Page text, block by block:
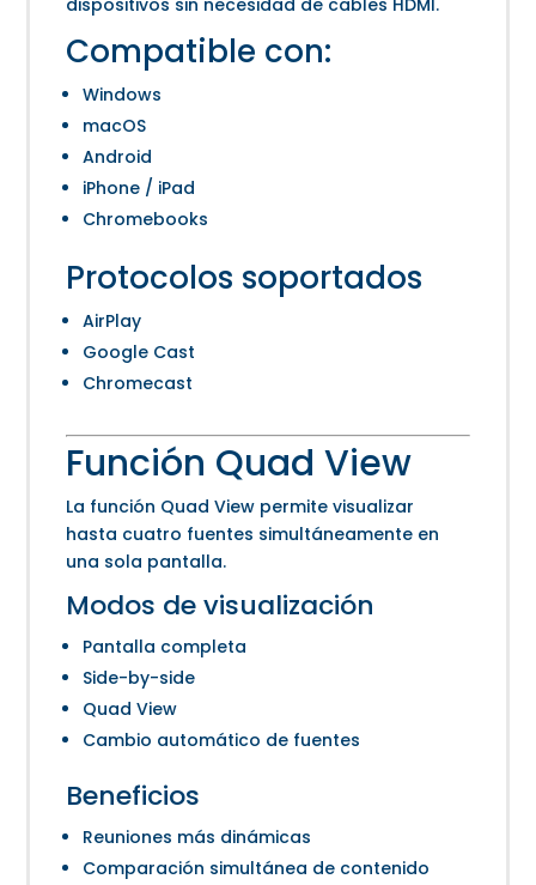
Compatible con:
Windows
macOS
Android
iPhone / iPad
Chromebooks
Protocolos soportados
AirPlay
Google Cast
Chromecast
Función Quad View
La función Quad View permite visualizar
hasta cuatro fuentes simultáneamente en
una sola pantalla.
Modos de visualización
Pantalla completa
Side-by-side
Quad View
Cambio automático de fuentes
Beneficios
Reuniones más dinámicas
Comparación simultánea de contenido